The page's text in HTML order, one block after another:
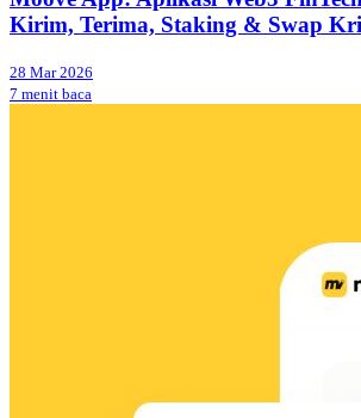
Kirim, Terima, Staking & Swap
28 Mar 2026
7 menit baca